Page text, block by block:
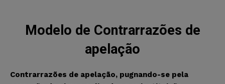
Modelo de Contrarrazões de
apelação
Contrarrazões de apelação, pugnando-se pela